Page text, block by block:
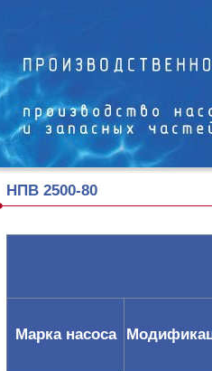
НПВ 2500-80
Марка насоса